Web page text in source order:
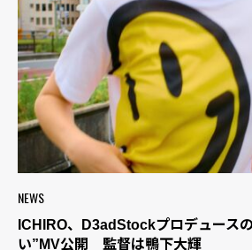
NEWS
ICHIRO、D3adStockプロデュース
い”MV公開 監督は鴨下大輝